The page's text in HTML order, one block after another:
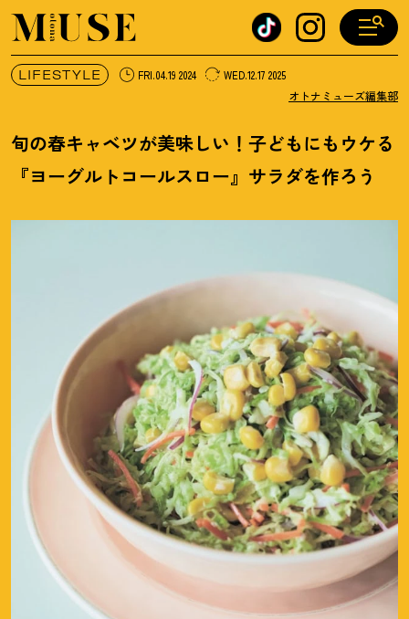
オトナミューズ ウェブ
LIFESTYLE FRI.04.19 2024 WED.12.17 2025
オトナミューズ編集部
旬の春キャベツが美味しい ！ 子どもにもウケる
『ヨーグルトコールスロー』サラダを作ろう